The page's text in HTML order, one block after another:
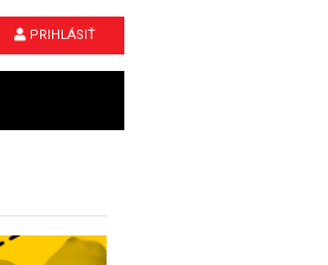
PRIHLÁSIŤ